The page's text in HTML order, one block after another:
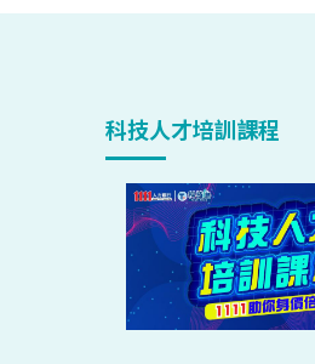
科技人才培訓課程